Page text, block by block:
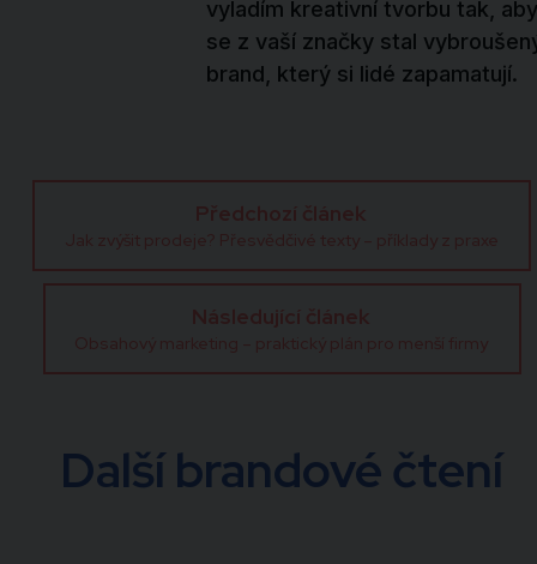
vyladím kreativní tvorbu tak, aby
se z vaší značky stal
brand, který si lidé zapamatují.
Další brandové čtení